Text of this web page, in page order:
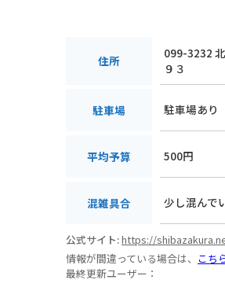
住所
099-3232
９３
駐車場 駐車場あり
平均予算 500円
混雑具合 少し混んで
公式サイト:https://
情報が間違っている場合は、 こち
最終更新ユーザー：